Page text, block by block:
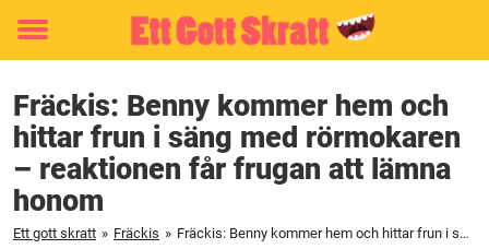
Toggle
Fräckis: Benny kommer hem och
hittar frun i säng med rörmokaren
– reaktionen får frugan att lämna
honom
Ett gott skratt » Fräckis » Fräckis: Benny kommer hem och hittar frun i säng med rörmokaren – reaktionen får frugan att lämna honom